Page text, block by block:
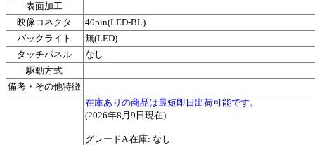
表面加工
映像コネクタ
40pin(LED-BL)
バックライト
無(LED)
タッチパネル
なし
駆動方式
備考・その他特徴
在庫ありの商品は最短即日出荷可能です。
(2026年8月9日現在)
グレードA 在庫: なし